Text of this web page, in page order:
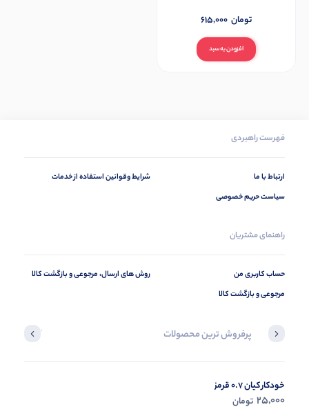
افزودن به سبد
615,000 تومان
فهرست راهبردی
ارتباط با ما
سیاست حریم خصوصی
شرایط وقوانین استفاده از خدمات
راهنمای مشتریان
حساب کاربری من
مرجوعی و بازگشت کالا
روش های ارسال، مرجوعی و بازگشت کالا
پرفروش ترین محصولات آخرین
خودکار کیان 0.7 قرمز
25,000 تومان